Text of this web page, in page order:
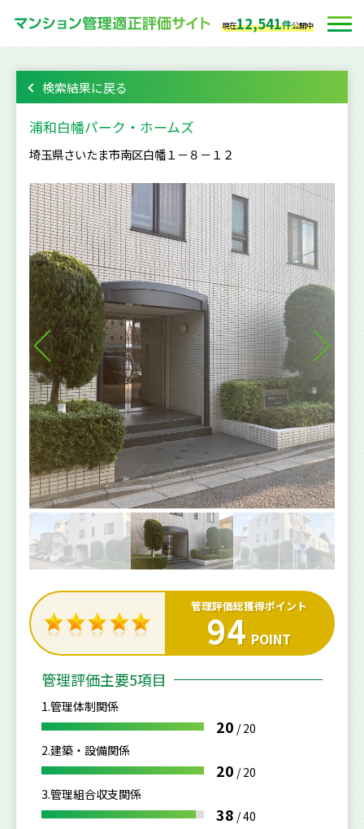
現在12,541件公開中
検索結果に戻る
浦和白幡パーク・ホームズ
埼玉県さいたま市南区白幡１－８－１２
管理評価総獲得ポイント
94 POINT
管理評価主要5項目
1.管理体制関係
20 /20
2.建築・設備関係
20 /20
3.管理組合収支関係
38 /40